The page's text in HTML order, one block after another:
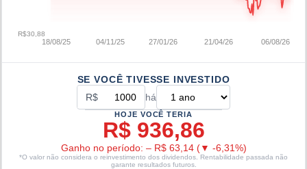
18/08/25 04/11/25 27/01/26 21/04/26 06/08/26
R$30,88
SE VOCÊ TIVESSE INVESTIDO
R$
há
HOJE VOCÊ TERIA
R$ 936,86
Ganho no período: – R$ 63,14 (▼ -6,31%)
*O valor não considera o reinvestimento dos dividendos. Rentabilidade passada não
garante resultados futuros.